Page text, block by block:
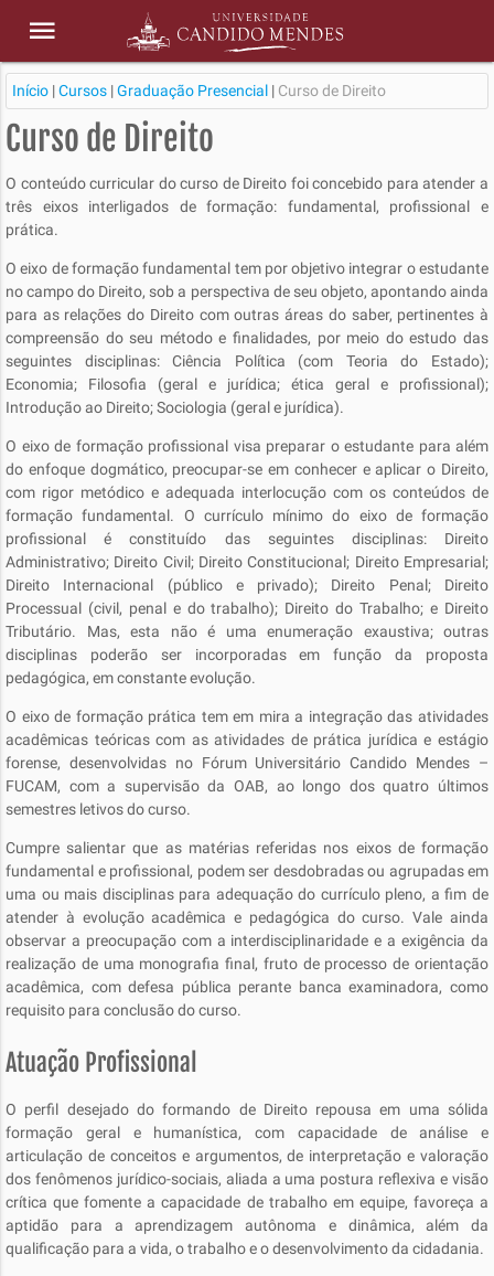
Início |Cursos |Graduação Presencial | Curso de Direito
Curso de Direito
O conteúdo curricular do curso de Direito foi concebido para atender a
três eixos interligados de formação: fundamental, profissional e
prática.
O eixo de formação fundamental tem por objetivo integrar o estudante
no campo do Direito, sob a perspectiva de seu objeto, apontando ainda
para as relações do Direito com outras áreas do saber, pertinentes à
compreensão do seu método e finalidades, por meio do estudo das
seguintes disciplinas: Ciência Política (com Teoria do Estado);
Economia; Filosofia (geral e jurídica; ética geral e profissional);
Introdução ao Direito; Sociologia (geral e jurídica).
O eixo de formação profissional visa preparar o estudante para além
do enfoque dogmático, preocupar-se em conhecer e aplicar o Direito,
com rigor metódico e adequada interlocução com os conteúdos de
formação fundamental. O currículo mínimo do eixo de formação
profissional é constituído das seguintes disciplinas: Direito
Administrativo; Direito Civil; Direito Constitucional; Direito Empresarial;
Direito Internacional (público e privado); Direito Penal; Direito
Processual (civil, penal e do trabalho); Direito do Trabalho; e Direito
Tributário. Mas, esta não é uma enumeração exaustiva; outras
disciplinas poderão ser incorporadas em função da proposta
pedagógica, em constante evolução.
O eixo de formação prática tem em mira a integração das atividades
acadêmicas teóricas com as atividades de prática jurídica e estágio
forense, desenvolvidas no Fórum Universitário Candido Mendes –
FUCAM, com a supervisão da OAB, ao longo dos quatro últimos
semestres letivos do curso.
Cumpre salientar que as matérias referidas nos eixos de formação
fundamental e profissional, podem ser desdobradas ou agrupadas em
uma ou mais disciplinas para adequação do currículo pleno, a fim de
atender à evolução acadêmica e pedagógica do curso. Vale ainda
observar a preocupação com a interdisciplinaridade e a exigência da
realização de uma monografia final, fruto de processo de orientação
acadêmica, com defesa pública perante banca examinadora, como
requisito para conclusão do curso.
Atuação Profissional
O perfil desejado do formando de Direito repousa em uma sólida
formação geral e humanística, com capacidade de análise e
articulação de conceitos e argumentos, de interpretação e valoração
dos fenômenos jurídico-sociais, aliada a uma postura reflexiva e visão
crítica que fomente a capacidade de trabalho em equipe, favoreça a
aptidão para a aprendizagem autônoma e dinâmica, além da
qualificação para a vida, o trabalho e o desenvolvimento da cidadania.